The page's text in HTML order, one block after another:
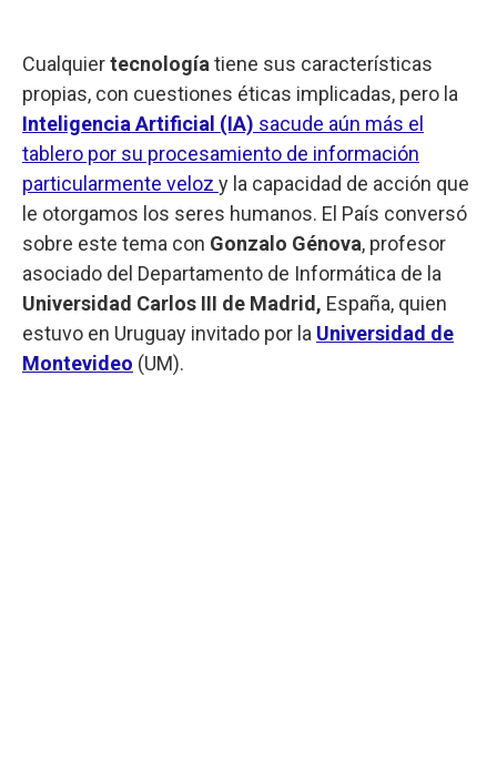
Cualquiertecnología tiene sus características
propias, con cuestiones éticas implicadas, pero la
Inteligencia Artificial (IA) sacude aún más el
tablero por su procesamiento de información
particularmente veloz y la capacidad de acción que
le otorgamos los seres humanos. El País conversó
sobre este tema con Gonzalo Génova, profesor
asociado del Departamento de Informática de la
Universidad Carlos III de Madrid, España, quien
estuvo en Uruguay invitado por la Universidad de
Montevideo (UM).